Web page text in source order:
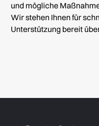
und mögliche
Wir stehen Ihnen für
Unterstützung bereit